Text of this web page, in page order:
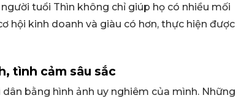
tuổi Thìn không chỉ giúp họ có nhiều mối
hội kinh doanh và giàu có hơn, thực hiện được
tình cảm sâu sắc
bằng hình ảnh uy nghiêm của mình. Những